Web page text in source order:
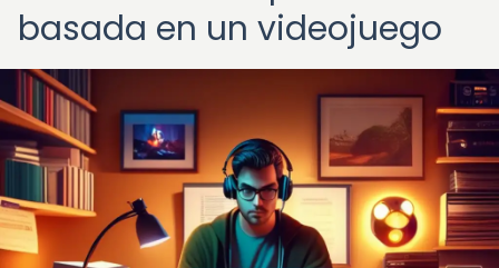
basada en un videojuego